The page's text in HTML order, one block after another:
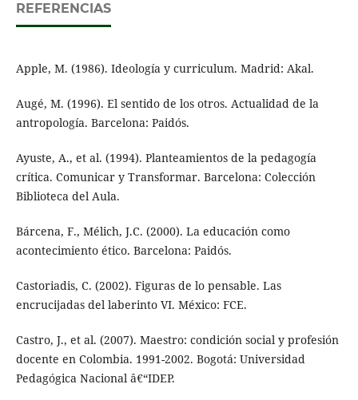
REFERENCIAS
Apple, M. (1986). Ideología y curriculum. Madrid: Akal.
Augé, M. (1996). El sentido de los otros. Actualidad de la
antropología. Barcelona: Paidós.
Ayuste, A., et al. (1994). Planteamientos de la pedagogía
crítica. Comunicar y Transformar. Barcelona: Colección
Biblioteca del Aula.
Bárcena, F., Mélich, J.C. (2000). La educación como
acontecimiento ético. Barcelona: Paidós.
Castoriadis, C. (2002). Figuras de lo pensable. Las
encrucijadas del laberinto VI. México: FCE.
Castro, J., et al. (2007). Maestro: condición social y profesión
docente en Colombia. 1991-2002. Bogotá: Universidad
Pedagógica Nacional â€“IDEP.